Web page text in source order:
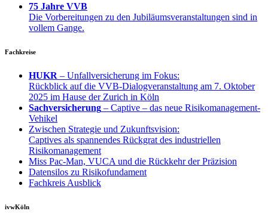
75 Jahre VVB
Die Vorbereitungen zu den Jubiläumsveranstaltungen sind in
vollem Gange.
Fachkreise
HUKR – Unfallversicherung im Fokus:
Rückblick auf die VVB-Dialogveranstaltung am 7. Oktober
2025 im Hause der Zurich in Köln
Sachversicherung – Captive – das neue Risikomanagement-
Vehikel
Zwischen Strategie und Zukunftsvision:
Captives als spannendes Rückgrat des industriellen
Risikomanagement
Miss Pac-Man, VUCA und die Rückkehr der Präzision
Datensilos zu Risikofundament
Fachkreis Ausblick
ivwKöln